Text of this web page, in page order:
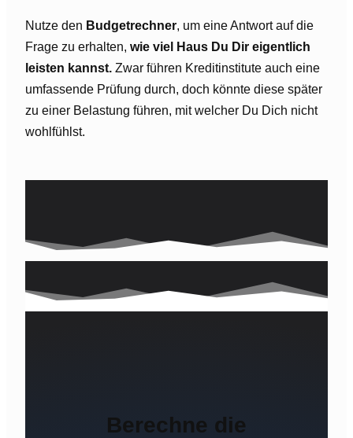
Nutze den Budgetrechner, um eine Antwort auf die
Frage zu erhalten, wie viel Haus Du Dir eigentlich
leisten kannst. Zwar führen Kreditinstitute auch eine
umfassende Prüfung durch, doch könnte diese später
zu einer Belastung führen, mit welcher Du Dich nicht
wohlfühlst.
Berechne die